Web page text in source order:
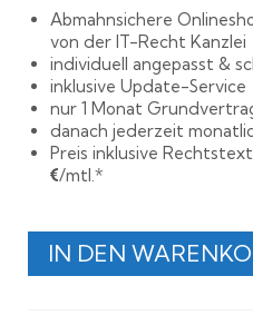
Abmahnsichere
von der IT-Recht Kanzlei
individuell angepasst &
inklusive Update-Service
nur 1 Monat
danach jederzeit
Preis inklusive
€/mtl.*
Rechtssichere
Onlineshop
IN DEN